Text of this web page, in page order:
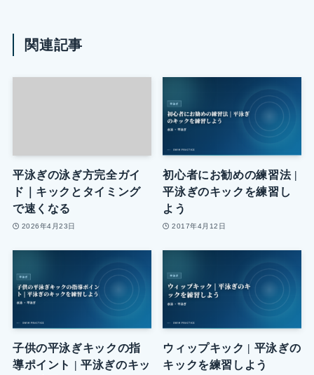
関連記事
平泳ぎの泳ぎ方完全ガイ
ド｜キックとタイミング
で速くなる
2026年4月23日
初心者にお勧めの練習法 |
平泳ぎのキックを練習し
よう
2017年4月12日
子供の平泳ぎキックの指
導ポイント | 平泳ぎのキッ
ウィップキック | 平泳ぎの
キックを練習しよう